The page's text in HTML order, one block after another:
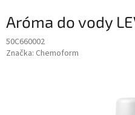
Aróma do vody
50C660002
Značka: Chemoform